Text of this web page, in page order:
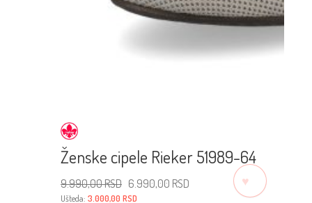
Ženske cipele Rieker 51989-64
9.990,00RSD Originalna
cena
je
bila:
6.990,00 RSD
6.990,00 RSD.
Ušteda: 3.000,00 RSD